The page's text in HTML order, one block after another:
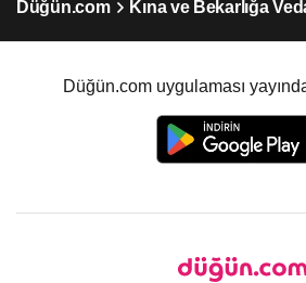
Düğün.com Kına ve Bekarlığa
Düğün.com uygulaması